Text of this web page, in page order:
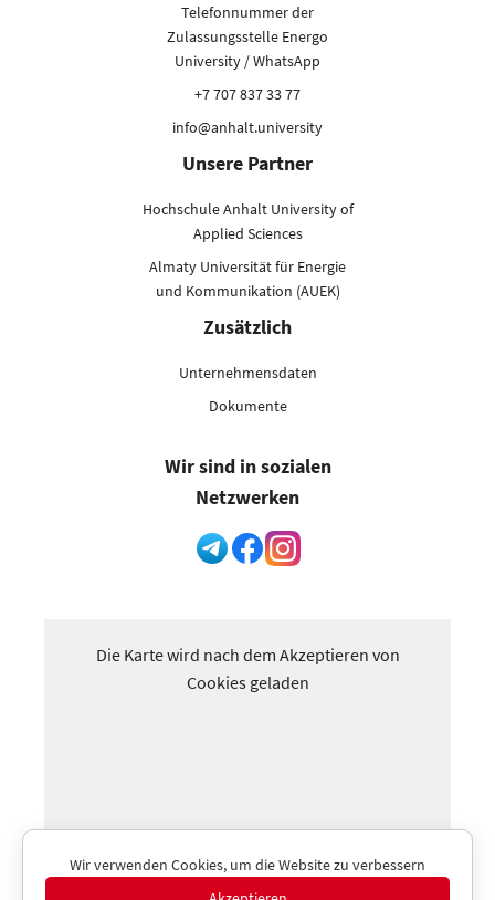
Telefonnummer der
Zulassungsstelle Energo
University / WhatsApp
+7 707 837 33 77
info@anhalt.university
Unsere Partner
Hochschule Anhalt University of
Applied Sciences
Almaty Universität für Energie
und Kommunikation (AUEK)
Zusätzlich
Unternehmensdaten
Dokumente
Wir sind in sozialen
Netzwerken
Die Karte wird nach dem Akzeptieren von
Cookies geladen
Wir verwenden Cookies, um die Website zu verbessern